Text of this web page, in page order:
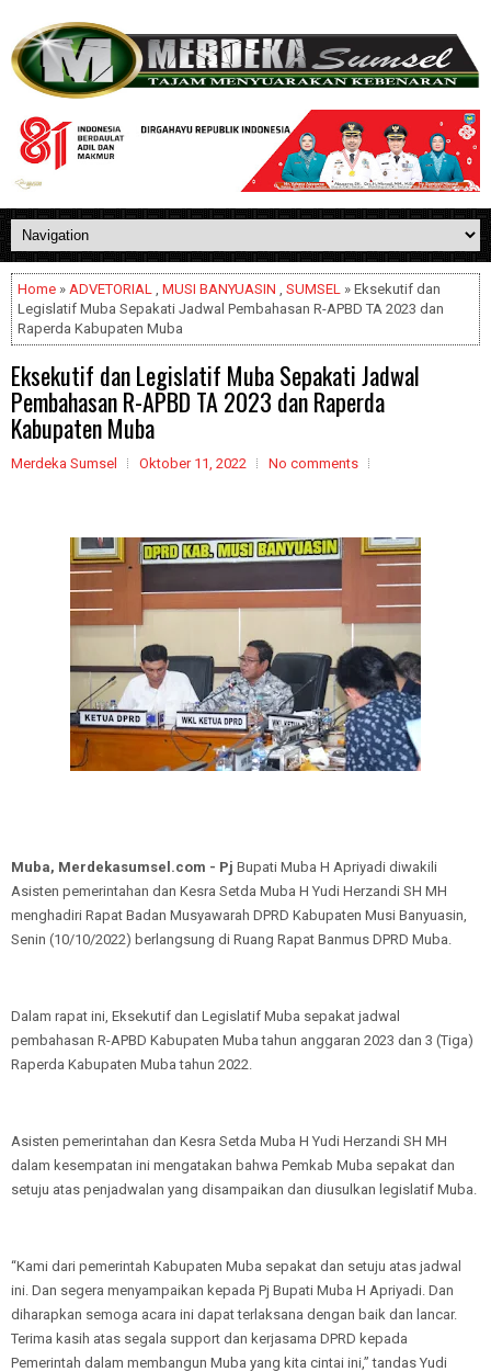
Home » ADVETORIAL , MUSI BANYUASIN , SUMSEL » Eksekutif dan
Legislatif Muba Sepakati Jadwal Pembahasan R-APBD TA 2023 dan
Raperda Kabupaten Muba
Eksekutif dan Legislatif Muba Sepakati Jadwal
Pembahasan R-APBD TA 2023 dan Raperda
Kabupaten Muba
Merdeka Sumsel Oktober 11, 2022 No comments
Muba, Merdekasumsel.com - Pj Bupati Muba H Apriyadi diwakili
Asisten pemerintahan dan Kesra Setda Muba H Yudi Herzandi SH MH
menghadiri Rapat Badan Musyawarah DPRD Kabupaten Musi Banyuasin,
Senin (10/10/2022) berlangsung di Ruang Rapat Banmus DPRD Muba.
Dalam rapat ini, Eksekutif dan Legislatif Muba sepakat jadwal
pembahasan R-APBD Kabupaten Muba tahun anggaran 2023 dan 3 (Tiga)
Raperda Kabupaten Muba tahun 2022.
Asisten pemerintahan dan Kesra Setda Muba H Yudi Herzandi SH MH
dalam kesempatan ini mengatakan bahwa Pemkab Muba sepakat dan
setuju atas penjadwalan yang disampaikan dan diusulkan legislatif Muba.
“Kami dari pemerintah Kabupaten Muba sepakat dan setuju atas jadwal
ini. Dan segera menyampaikan kepada Pj Bupati Muba H Apriyadi. Dan
diharapkan semoga acara ini dapat terlaksana dengan baik dan lancar.
Terima kasih atas segala support dan kerjasama DPRD kepada
Pemerintah dalam membangun Muba yang kita cintai ini,” tandas Yudi